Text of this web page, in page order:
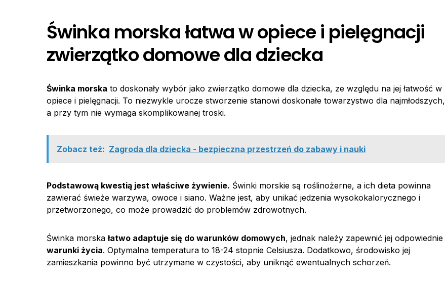
Świnka morska łatwa w opiece i pielęgnacji
zwierzątko domowe dla dziecka
Świnka morska to doskonały wybór jako zwierzątko domowe dla dziecka, ze względu na jej łatwość w
opiece i pielęgnacji. To niezwykle urocze stworzenie stanowi doskonałe towarzystwo dla najmłodszych,
a przy tym nie wymaga skomplikowanej troski.
Zobacz też: Zagroda dla dziecka - bezpieczna przestrzeń do zabawy i nauki
Podstawową kwestią jest właściwe żywienie. Świnki morskie są roślinożerne, a ich dieta powinna
zawierać świeże warzywa, owoce i siano. Ważne jest, aby unikać jedzenia wysokokalorycznego i
przetworzonego, co może prowadzić do problemów zdrowotnych.
Świnka morskałatwo adaptuje się do warunków domowych, jednak należy zapewnić jej odpowiednie
warunki życia. Optymalna temperatura to 18-24 stopnie Celsiusza. Dodatkowo, środowisko jej
zamieszkania powinno być utrzymane w czystości, aby uniknąć ewentualnych schorzeń.